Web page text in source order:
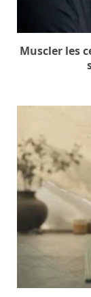
Muscler les